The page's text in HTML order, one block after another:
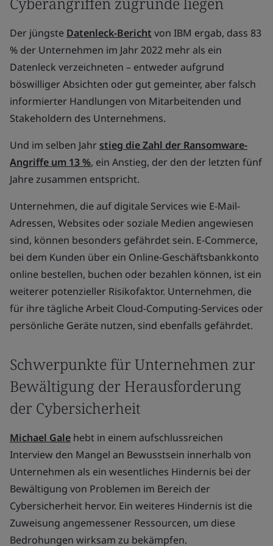
Der jüngste Datenleck-Bericht von IBM ergab, dass 83
% der Unternehmen im Jahr 2022 mehr als ein
Datenleck verzeichneten – entweder aufgrund
böswilliger Absichten oder gut gemeinter, aber falsch
informierter Handlungen von Mitarbeitenden und
Stakeholdern des Unternehmens.
Und im selben Jahrstieg die Zahl der Ransomware-
Angriffe um 13 %, ein Anstieg, der den der letzten fünf
Jahre zusammen entspricht.
Unternehmen, die auf digitale Services wie E-Mail-
Adressen, Websites oder soziale Medien angewiesen
sind, können besonders gefährdet sein. E-Commerce,
bei dem Kunden über ein Online-Geschäftsbankkonto
online bestellen, buchen oder bezahlen können, ist ein
weiterer potenzieller Risikofaktor. Unternehmen, die
für ihre tägliche Arbeit Cloud-Computing-Services oder
persönliche Geräte nutzen, sind ebenfalls gefährdet.
Schwerpunkte für Unternehmen zur
Bewältigung der Herausforderung
der Cybersicherheit
Michael Gale hebt in einem aufschlussreichen
Interview den Mangel an Bewusstsein innerhalb von
Unternehmen als ein wesentliches Hindernis bei der
Bewältigung von Problemen im Bereich der
Cybersicherheit hervor. Ein weiteres Hindernis ist die
Zuweisung angemessener Ressourcen, um diese
Bedrohungen wirksam zu bekämpfen.